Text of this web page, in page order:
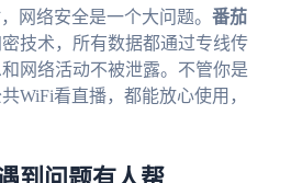
网络安全是一个大问题。 番茄
技术，所有数据都通过专线传
网络活动不被泄露。不管你是
WiFi看直播，都能放心使用，